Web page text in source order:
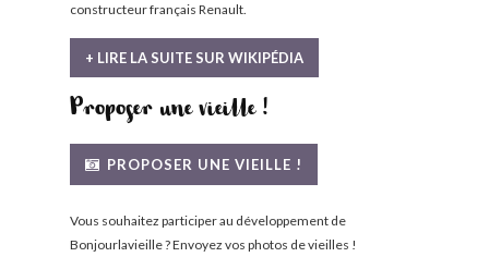
constructeur français Renault.
+ LIRE LA SUITE SUR WIKIPÉDIA
Proposer une vieille !
PROPOSER UNE VIEILLE !
Vous souhaitez participer au développement de
Bonjourlavieille ? Envoyez vos photos de vieilles !